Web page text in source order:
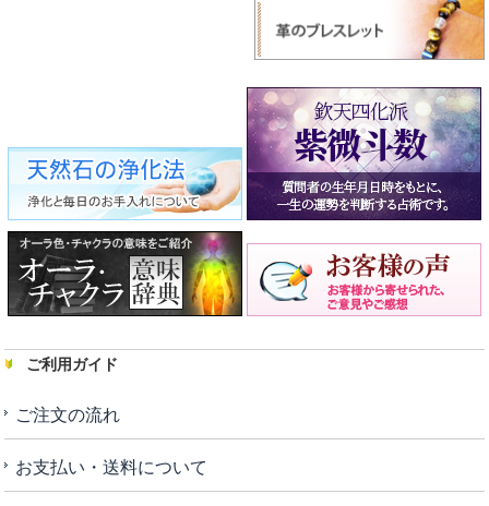
ご利用ガイド
ご注文の流れ
お支払い・送料について